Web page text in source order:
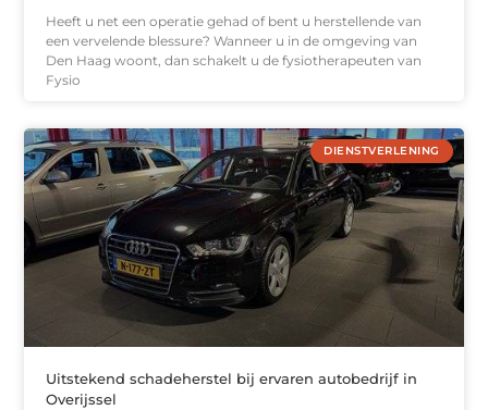
Heeft u net een operatie gehad of bent u herstellende van
een vervelende blessure? Wanneer u in de omgeving van
Den Haag woont, dan schakelt u de fysiotherapeuten van
Fysio
DIENSTVERLENING
Uitstekend schadeherstel bij ervaren autobedrijf in
Overijssel